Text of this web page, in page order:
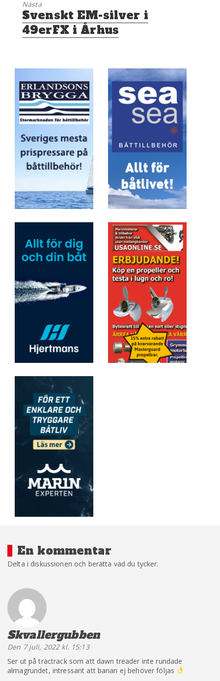
Nästa
Nästa
inlägg:
Svenskt EM-silver i
49erFX i Århus
En kommentar
Delta i diskussionen och berätta vad du tycker.
Skvallergubbensäger:
Den 7 juli, 2022 kl. 15:13
Ser ut på tractrack som att dawn treader inte rundade
almagrundet, intressant att banan ej behöver följas